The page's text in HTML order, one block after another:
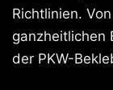
Richtlinien.
ganzheitlichen
der PKW-